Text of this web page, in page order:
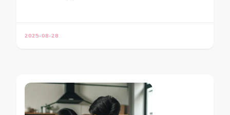
2025-08-28